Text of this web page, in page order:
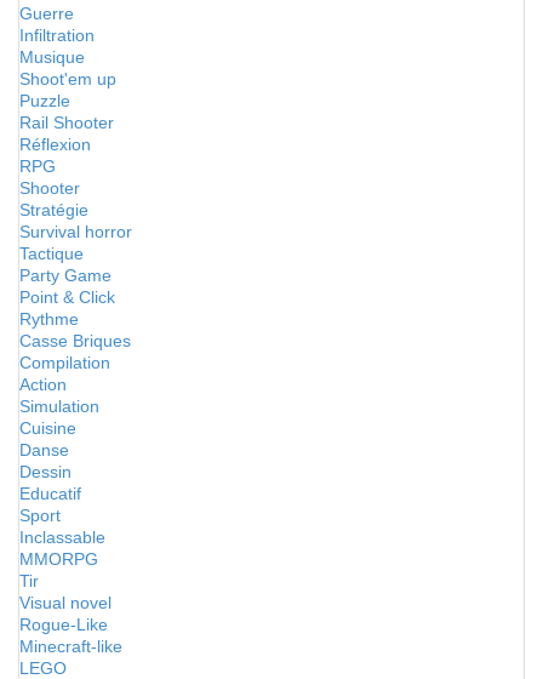
Guerre
Infiltration
Musique
Shoot'em up
Puzzle
Rail Shooter
Réflexion
RPG
Shooter
Stratégie
Survival horror
Tactique
Party Game
Point & Click
Rythme
Casse Briques
Compilation
Action
Simulation
Cuisine
Danse
Dessin
Educatif
Sport
Inclassable
MMORPG
Tir
Visual novel
Rogue-Like
Minecraft-like
LEGO